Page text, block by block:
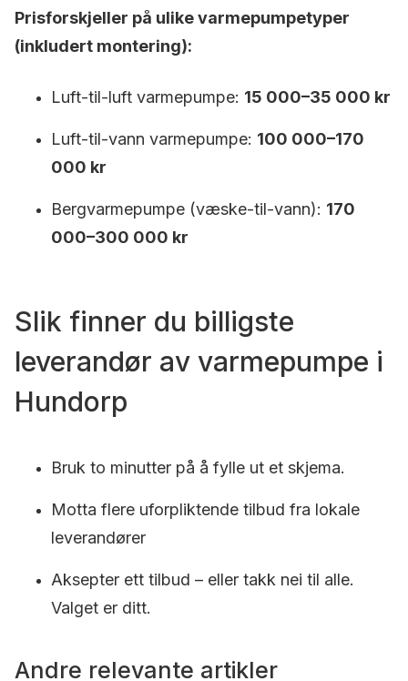
Prisforskjeller på ulike varmepumpetyper
(inkludert montering):
Luft-til-luft varmepumpe: 15 000–35 000 kr
Luft-til-vann varmepumpe: 100 000–170
000 kr
Bergvarmepumpe (væske-til-vann): 170
000–300 000 kr
Slik finner du billigste
leverandør av varmepumpe i
Hundorp
Bruk to minutter på å fylle ut et skjema.
Motta flere uforpliktende tilbud fra lokale
leverandører
Aksepter ett tilbud – eller takk nei til alle.
Valget er ditt.
Andre relevante artikler